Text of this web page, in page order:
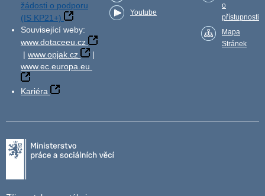
žádosti o podporu
(IS KP21+)
Související weby:
www.dotaceeu.cz
| www.opjak.cz
|
www.ec.europa.eu
Kariéra
Youtube
o
přístupnosti
Mapa
Stránek